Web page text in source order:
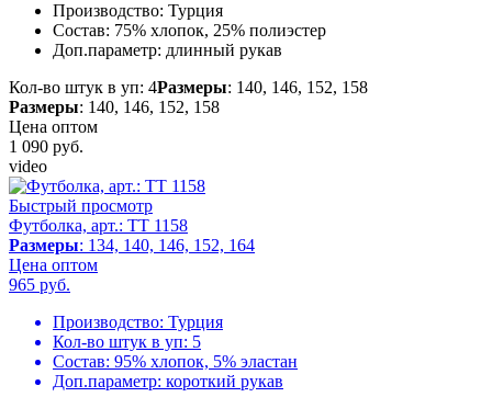
Производство: Турция
Состав: 75% хлопок, 25% полиэстер
Доп.параметр: длинный рукав
Кол-во штук в уп: 4Размеры: 140, 146, 152, 158
Размеры: 140, 146, 152, 158
Цена оптом
1 090 руб.
video
Быстрый просмотр
Футболка, арт.: TT 1158
Размеры: 134, 140, 146, 152, 164
Цена оптом
965 руб.
Производство: Турция
Кол-во штук в уп: 5
Состав: 95% хлопок, 5% эластан
Доп.параметр: короткий рукав